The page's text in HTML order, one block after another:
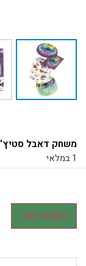
משחק דאבל סטיץ'
1 במלאי
הוספה לסל